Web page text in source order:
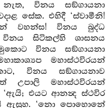
නැත, විනය සඞ්ගායනා
සේක. එහිදී ‘ස්වාමීනි!
වහන්ස! විනය බුද්ධ
සිටිකල්හි ශාසනය
විනය සඞ්ගායනා
මහාස්ථවිරයන්
විනය සඞ්ගායනාව
උපාලි මහාස්ථවිරයන්
එයට ආනන්‍ද ස්ථවිර
ඇසූහ. ‘නො පොහොනේ